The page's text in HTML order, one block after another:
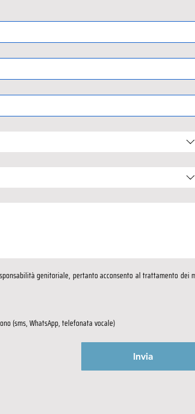
genitoriale, pertanto acconsento al trattamento dei
(sms, WhatsApp, telefonata vocale)
Invia